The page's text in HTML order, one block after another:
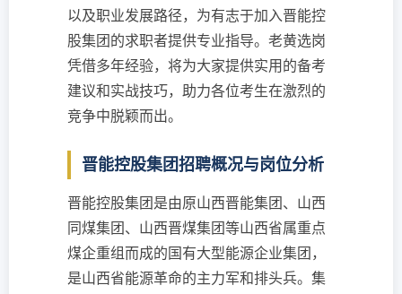
以及职业发展路径，为有志于加入晋能控
股集团的求职者提供专业指导。老黄选岗
凭借多年经验，将为大家提供实用的备考
建议和实战技巧，助力各位考生在激烈的
竞争中脱颖而出。
晋能控股集团招聘概况与岗位分析
晋能控股集团是由原山西晋能集团、山西
同煤集团、山西晋煤集团等山西省属重点
煤企重组而成的国有大型能源企业集团，
是山西省能源革命的主力军和排头兵。集